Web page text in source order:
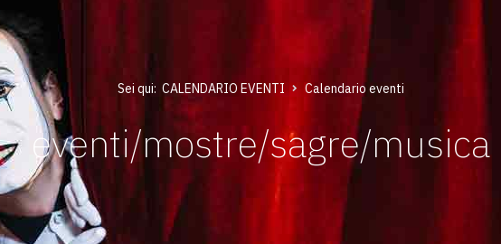
Sei qui: CALENDARIO EVENTI Calendario eventi
eventi/mostre/sagre/musica